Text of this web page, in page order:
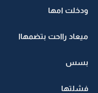
ودخلت امها
ميعاد رااحت بتضمهاا
بسس
فشلتها